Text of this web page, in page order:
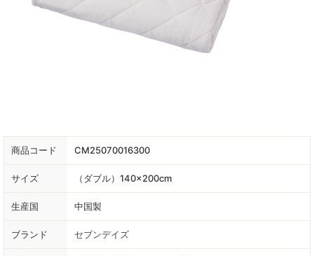
商品コード CM25070016300
サイズ （ダブル）140×200cm
生産国 中国製
ブランド セブンデイズ